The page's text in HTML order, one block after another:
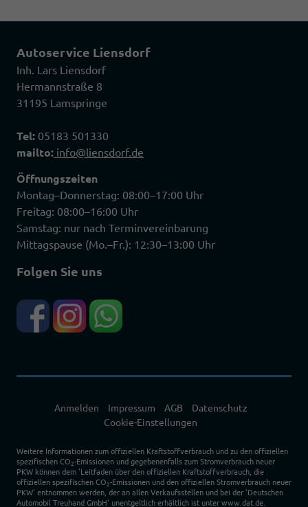
Autoservice Liensdorf
Inh. Lars Liensdorf
Hermannstraße 8
31195 Lamspringe
Tel: 05183 501330
mailto: info@liensdorf.de
Öffnungszeiten
Montag–Donnerstag: 08:00–17:00 Uhr
Freitag: 08:00–16:00 Uhr
Samstag: nur nach Terminvereinbarung
Mittagspause (Mo.–Fr.): 12:30–13:00 Uhr
Folgen Sie uns
Anmelden Impressum AGB
Datenschutz
Cookie-Einstellungen
Weitere Informationen zum offiziellen Kraftstoffverbrauch und zu den offiziellen
spezifischen CO2-Emissionen und gegebenenfalls zum Stromverbrauch neuer
PKW können dem 'Leitfaden über den offiziellen Kraftstoffverbrauch, die
offiziellen spezifischen CO2-Emissionen und den offiziellen Stromverbrauch neuer
PKW' entnommen werden, der an allen Verkaufsstellen und bei der 'Deutschen
Automobil Treuhand GmbH' unentgeltlich erhältlich ist unter www.dat.de.